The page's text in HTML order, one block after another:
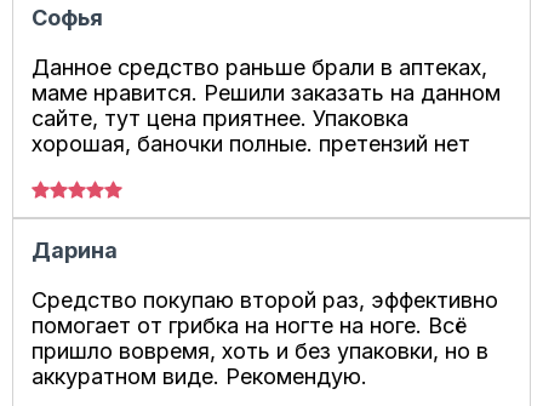
Софья
Данное средство раньше брали в аптеках,
маме нравится. Решили заказать на данном
сайте, тут цена приятнее. Упаковка
хорошая, баночки полные. претензий нет
Дарина
Средство покупаю второй раз, эффективно
помогает от грибка на ногте на ноге. Всё
пришло вовремя, хоть и без упаковки, но в
аккуратном виде. Рекомендую.